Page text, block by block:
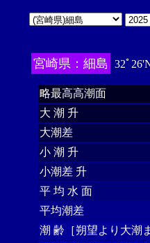
宮崎県：細島 32ﾟ
略最高高潮面
大 潮 升
大潮差
小 潮 升
小潮差 升
平 均 水 面
平均潮差
潮 齢［朔望より大潮